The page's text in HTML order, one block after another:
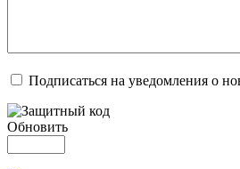
Подписаться на уведомления о
Обновить